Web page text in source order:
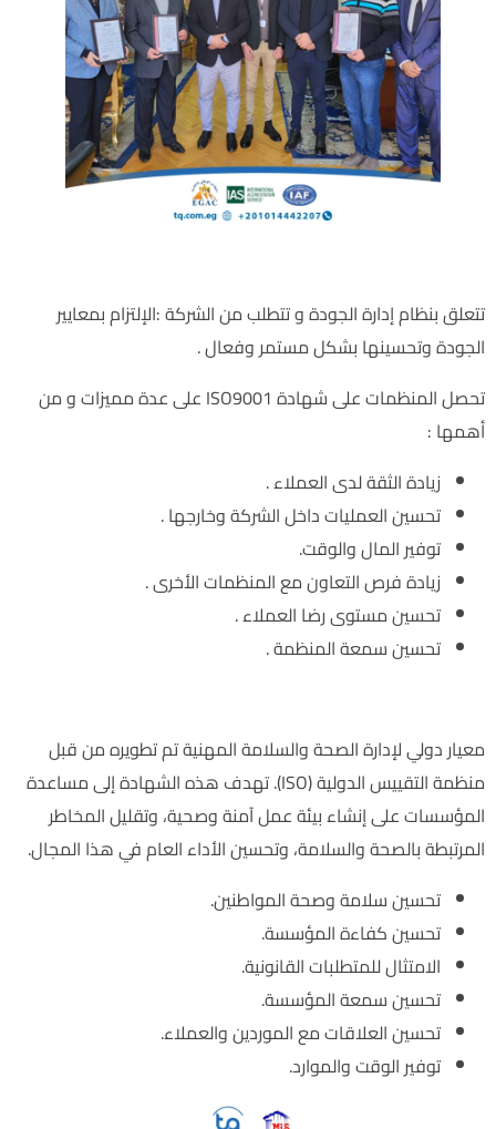
تتعلق بنظام إدارة الجودة و تتطلب من الشركة :الإلتزام بمعايير
الجودة وتحسينها بشكل مستمر وفعال .
تحصل المنظمات على شهادة ISO9001 على عدة مميزات و من
أهمها :
زيادة الثقة لدى العملاء .
تحسين العمليات داخل الشركة وخارجها .
توفير المال والوقت.
زيادة فرص التعاون مع المنظمات الأخرى .
تحسين مستوى رضا العملاء .
تحسين سمعة المنظمة .
معيار دولي لإدارة الصحة والسلامة المهنية تم تطويره من قبل
منظمة التقييس الدولية (ISO). تهدف هذه الشهادة إلى مساعدة
المؤسسات على إنشاء بيئة عمل آمنة وصحية، وتقليل المخاطر
المرتبطة بالصحة والسلامة، وتحسين الأداء العام في هذا المجال.
تحسين سلامة وصحة المواطنين.
تحسين كفاءة المؤسسة.
الامتثال للمتطلبات القانونية.
تحسين سمعة المؤسسة.
تحسين العلاقات مع الموردين والعملاء.
توفير الوقت والموارد.